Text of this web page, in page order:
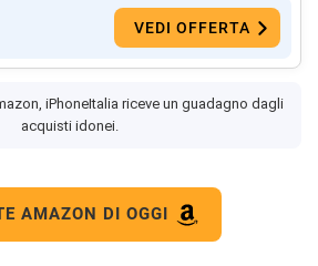
VEDI OFFERTA
iPhoneItalia riceve un guadagno dagli
acquisti idonei.
AMAZON DI OGGI